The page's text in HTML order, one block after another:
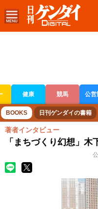
健康 競馬 公営
ボートレース 競輪 オート
BOOKS 日刊ゲンダイの書籍
著者インタビュー
「まちづくり幻想」木